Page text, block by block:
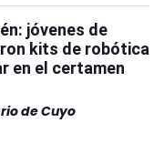
jóvenes de
kits de robótica
en el certamen
de Cuyo